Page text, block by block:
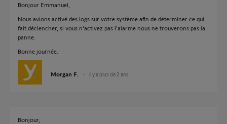
Bonjour Emmanuel,
Nous avions activé des logs sur votre système afin de déterminer ce qui
fait déclencher, si vous n'activez pas l'alarme nous ne trouverons pas la
panne.
Bonne journée.
Morgan F. il y a plus de 2 ans
Bonjour,